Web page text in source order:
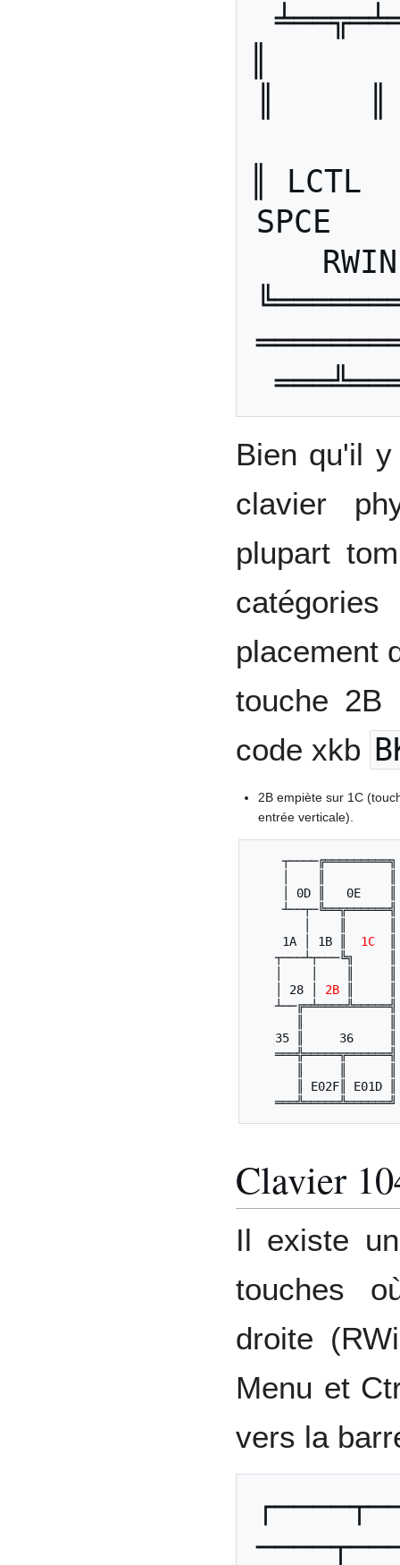
║ LCTL
SPCE
Bien qu'il
clavier
plupart
placement
touche
code xkb
2B empiète sur 1C
entrée verticale).
┬────╔═════════╗
┴──┬─╚══╦══════╣
1A │ 1B ║ 1C
  ║
┬───┴┬───╚╗     ║
│ 28 │ 2B ║     ║
┴──╔═╧════╩═════╣
35 ║     36     ║
═══╬═════╦══════╣
Clavier
Il existe
touches
droite
Menu et
vers la